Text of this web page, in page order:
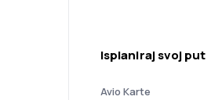
Isplaniraj svoj put
Avio Karte